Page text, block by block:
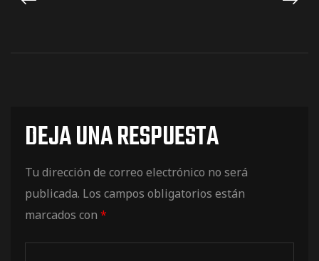
DEJA UNA RESPUESTA
Tu dirección de correo electrónico no será
publicada. Los campos obligatorios están
marcados con *